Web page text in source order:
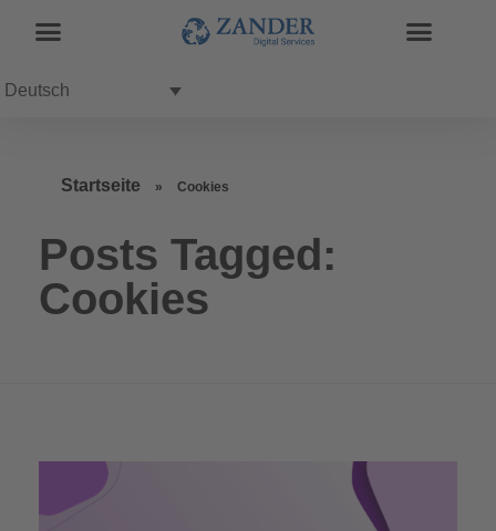
Deutsch
Startseite » Cookies
Posts Tagged:
Cookies